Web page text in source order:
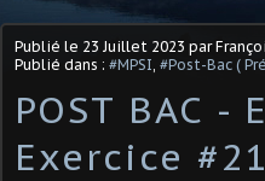
Publié le 23 Juillet 2023 par
Publié dans : #MPSI #Post-Bac (
POST BAC
Exercice #21